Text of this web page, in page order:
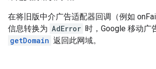
在将旧版中介广告适配器回调（例如
信息转换为 AdError 时，Google 移动广
getDomain 返回此网域。